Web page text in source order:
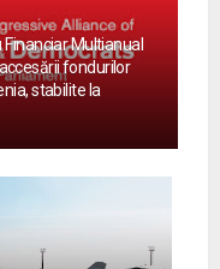
Multianual
fondurilor
stabilite la